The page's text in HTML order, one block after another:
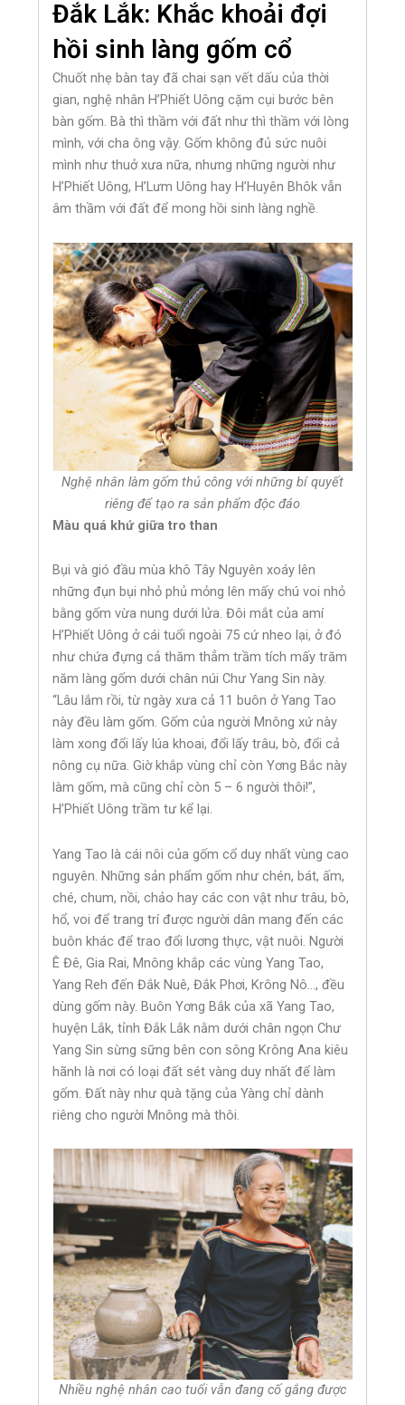
Đắk Lắk: Khắc khoải đợi
hồi sinh làng gốm cổ
Chuốt nhẹ bàn tay đã chai sạn vết dấu của thời
gian, nghệ nhân H’Phiết Uông cặm cụi bước bên
bàn gốm. Bà thì thầm với đất như thì thầm với lòng
mình, với cha ông vậy. Gốm không đủ sức nuôi
mình như thuở xưa nữa, nhưng những người như
H’Phiết Uông, H’Lưm Uông hay H’Huyên Bhôk vẫn
âm thầm với đất để mong hồi sinh làng nghề.
Nghệ nhân làm gốm thủ công với những bí quyết
riêng để tạo ra sản phẩm độc đáo
Màu quá khứ giữa tro than
Bụi và gió đầu mùa khô Tây Nguyên xoáy lên
những đụn bụi nhỏ phủ mỏng lên mấy chú voi nhỏ
bằng gốm vừa nung dưới lửa. Đôi mắt của amí
H’Phiết Uông ở cái tuổi ngoài 75 cứ nheo lại, ở đó
như chứa đựng cả thăm thẳm trầm tích mấy trăm
năm làng gốm dưới chân núi Chư Yang Sin này.
“Lâu lắm rồi, từ ngày xưa cả 11 buôn ở Yang Tao
này đều làm gốm. Gốm của người Mnông xứ này
làm xong đổi lấy lúa khoai, đổi lấy trâu, bò, đổi cả
nông cụ nữa. Giờ khắp vùng chỉ còn Yơng Bắc này
làm gốm, mà cũng chỉ còn 5 – 6 người thôi!”,
H’Phiết Uông trầm tư kể lại.
Yang Tao là cái nôi của gốm cổ duy nhất vùng cao
nguyên. Những sản phẩm gốm như chén, bát, ấm,
ché, chum, nồi, chảo hay các con vật như trâu, bò,
hổ, voi để trang trí được người dân mang đến các
buôn khác để trao đổi lương thực, vật nuôi. Người
Ê Đê, Gia Rai, Mnông khắp các vùng Yang Tao,
Yang Reh đến Đắk Nuê, Đắk Phơi, Krông Nô…, đều
dùng gốm này. Buôn Yơng Bắk của xã Yang Tao,
huyện Lắk, tỉnh Đắk Lắk nằm dưới chân ngọn Chư
Yang Sin sừng sững bên con sông Krông Ana kiêu
hãnh là nơi có loại đất sét vàng duy nhất để làm
gốm. Đất này như quà tặng của Yàng chỉ dành
riêng cho người Mnông mà thôi.
Nhiều nghệ nhân cao tuổi vẫn đang cố gắng được